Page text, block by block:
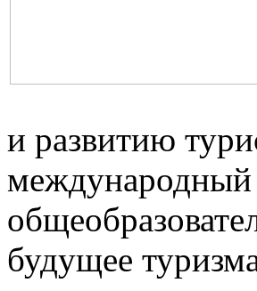
и развитию
международный
будущее